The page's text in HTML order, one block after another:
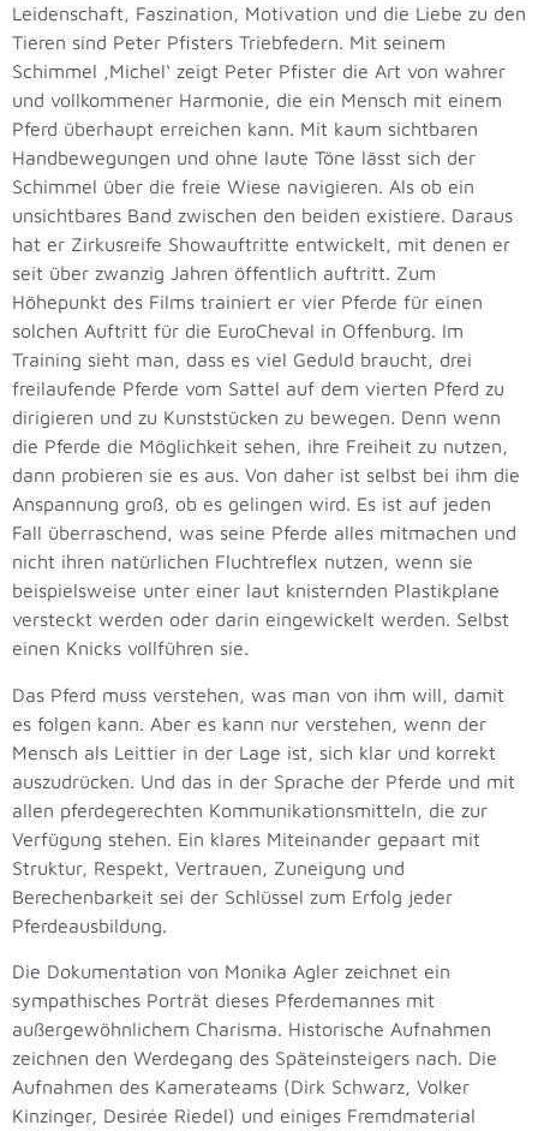
Leidenschaft, Faszination, Motivation und die Liebe zu den
Tieren sind Peter Pfisters Triebfedern. Mit seinem
Schimmel ‚Michel‘ zeigt Peter Pfister die Art von wahrer
und vollkommener Harmonie, die ein Mensch mit einem
Pferd überhaupt erreichen kann. Mit kaum sichtbaren
Handbewegungen und ohne laute Töne lässt sich der
Schimmel über die freie Wiese navigieren. Als ob ein
unsichtbares Band zwischen den beiden existiere. Daraus
hat er Zirkusreife Showauftritte entwickelt, mit denen er
seit über zwanzig Jahren öffentlich auftritt. Zum
Höhepunkt des Films trainiert er vier Pferde für einen
solchen Auftritt für die EuroCheval in Offenburg. Im
Training sieht man, dass es viel Geduld braucht, drei
freilaufende Pferde vom Sattel auf dem vierten Pferd zu
dirigieren und zu Kunststücken zu bewegen. Denn wenn
die Pferde die Möglichkeit sehen, ihre Freiheit zu nutzen,
dann probieren sie es aus. Von daher ist selbst bei ihm die
Anspannung groß, ob es gelingen wird. Es ist auf jeden
Fall überraschend, was seine Pferde alles mitmachen und
nicht ihren natürlichen Fluchtreflex nutzen, wenn sie
beispielsweise unter einer laut knisternden Plastikplane
versteckt werden oder darin eingewickelt werden. Selbst
einen Knicks vollführen sie.
Das Pferd muss verstehen, was man von ihm will, damit
es folgen kann. Aber es kann nur verstehen, wenn der
Mensch als Leittier in der Lage ist, sich klar und korrekt
auszudrücken. Und das in der Sprache der Pferde und mit
allen pferdegerechten Kommunikationsmitteln, die zur
Verfügung stehen. Ein klares Miteinander gepaart mit
Struktur, Respekt, Vertrauen, Zuneigung und
Berechenbarkeit sei der Schlüssel zum Erfolg jeder
Pferdeausbildung.
Die Dokumentation von Monika Agler zeichnet ein
sympathisches Porträt dieses Pferdemannes mit
außergewöhnlichem Charisma. Historische Aufnahmen
zeichnen den Werdegang des Späteinsteigers nach. Die
Aufnahmen des Kamerateams (Dirk Schwarz, Volker
Kinzinger, Desirée Riedel) und einiges Fremdmaterial